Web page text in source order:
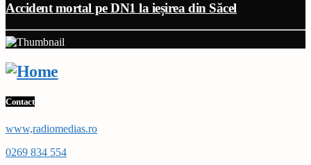
Accident mortal pe DN1 la ieșirea din Săcel
Contact
www,radiomedias.ro
0269 834 554